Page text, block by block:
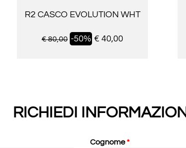
R2 CASCO EVOLUTION WHT
€ 80,00 -50% € 40,00
RICHIEDI
Cognome*